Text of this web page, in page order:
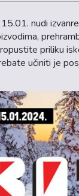
nudi
priliku
učiniti je